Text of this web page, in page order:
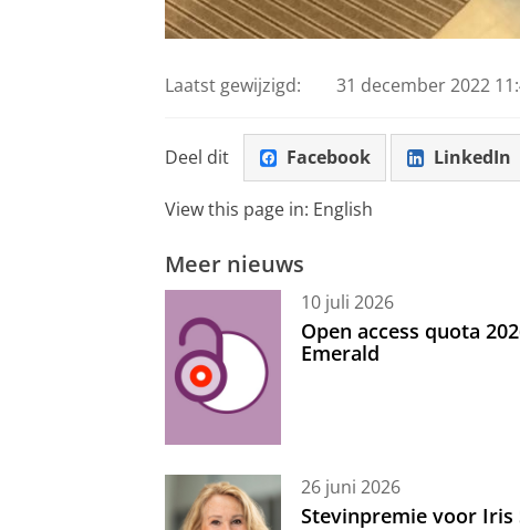
Laatst gewijzigd: 31 december 2022
Deel dit Facebook LinkedIn
View this page in: English
Meer nieuws
10 juli 2026
Open access quota
Emerald
26 juni 2026
Stevinpremie voor Iris